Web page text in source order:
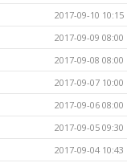
2017-09-10 10:15
2017-09-09 08:00
2017-09-08 08:00
2017-09-07 10:00
2017-09-06 08:00
2017-09-05 09:30
2017-09-04 10:43